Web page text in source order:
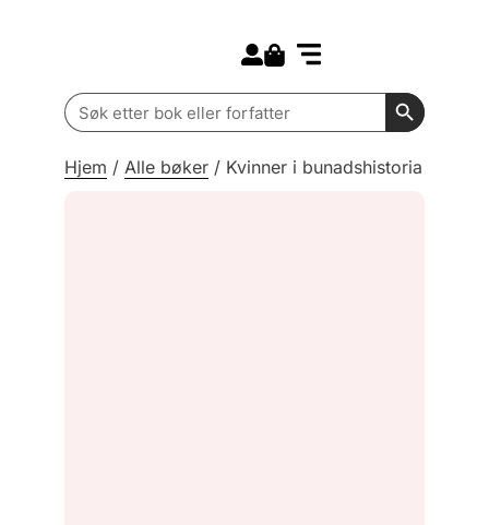
Search
for:
Search
Hjem / Alle bøker / Kvinner i bunadshistoria